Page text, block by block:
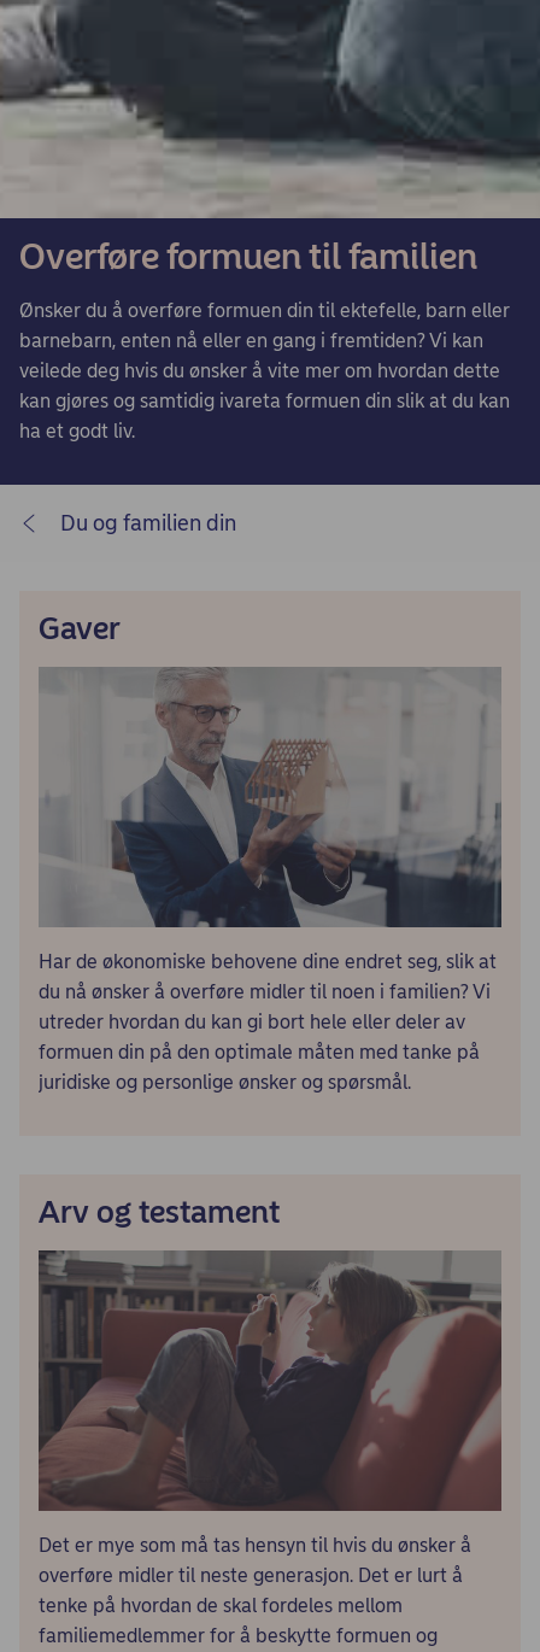
Overføre formuen til familien
Ønsker du å overføre formuen din til ektefelle, barn eller
barnebarn, enten nå eller en gang i fremtiden? Vi kan
veilede deg hvis du ønsker å vite mer om hvordan dette
kan gjøres og samtidig ivareta formuen din slik at du kan
ha et godt liv.
Du og familien din
Gaver
Har de økonomiske behovene dine endret seg, slik at
du nå ønsker å overføre midler til noen i familien? Vi
utreder hvordan du kan gi bort hele eller deler av
formuen din på den optimale måten med tanke på
juridiske og personlige ønsker og spørsmål.
Arv og testament
Det er mye som må tas hensyn til hvis du ønsker å
overføre midler til neste generasjon. Det er lurt å
tenke på hvordan de skal fordeles mellom
familiemedlemmer for å beskytte formuen og